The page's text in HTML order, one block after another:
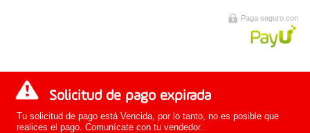
Paga seguro con
Solicitud de pago expirada
Tu solicitud de pago está Vencida, por lo tanto, no es posible que
realices el pago. Comunícate con tu vendedor.